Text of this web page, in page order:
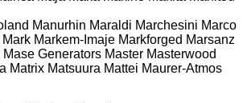
Manurhin Maraldi Marchesini Marco
Mark Markem-Imaje Markforged Marsanz
Mase Generators Master Masterwood
Matrix Matsuura Mattei Maurer-Atmos